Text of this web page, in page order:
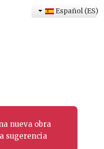
nueva obra
sugerencia
Español (ES)